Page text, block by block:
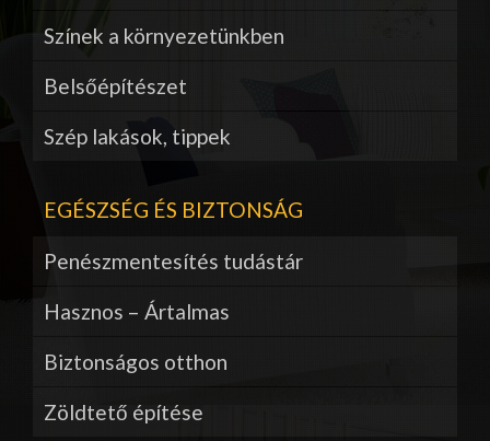
Színek a környezetünkben
Belsőépítészet
Szép lakások, tippek
EGÉSZSÉG ÉS BIZTONSÁG
Penészmentesítés tudástár
Hasznos – Ártalmas
Biztonságos otthon
Zöldtető építése